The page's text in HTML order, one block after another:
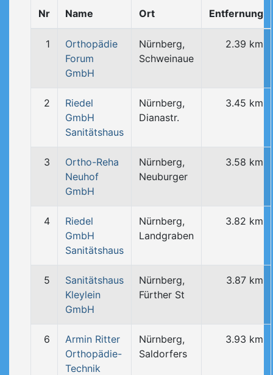
Nr Name Ort Entfernung
1
Orthopädie
Forum
GmbH
Nürnberg,
Schweinaue
2.39 km
2
Riedel
GmbH
Sanitätshaus
Nürnberg,
Dianastr.
3.45 km
3
Ortho-Reha
Neuhof
GmbH
Nürnberg,
Neuburger
3.58 km
4
Riedel
GmbH
Sanitätshaus
Nürnberg,
Landgraben
3.82 km
5
Sanitätshaus
Kleylein
GmbH
Nürnberg,
Fürther St
3.87 km
6
Armin Ritter
Orthopädie-
Technik
Nürnberg,
Saldorfers
3.93 km